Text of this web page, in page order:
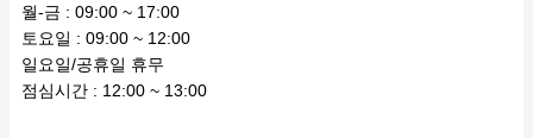
월-금 : 09:00 ~ 17:00
토요일 : 09:00 ~ 12:00
일요일/공휴일 휴무
점심시간 : 12:00 ~ 13:00